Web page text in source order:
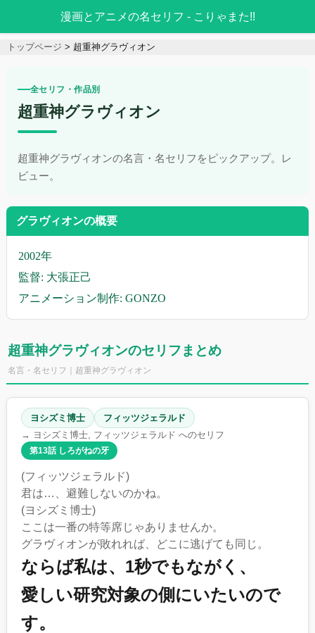
漫画とアニメの名セリフ - こりゃまた!!
トップページ 超重神グラヴィオン
全セリフ・作品別
超重神グラヴィオン
超重神グラヴィオンの名言・名セリフをピックアップ。レ
ビュー。
グラヴィオンの概要
2002年
監督: 大張正己
アニメーション制作: GONZO
超重神グラヴィオンのセリフまとめ
名言・名セリフ｜超重神グラヴィオン
ヨシズミ博士
フィッツジェラルド
→ ヨシズミ博士, フィッツジェラルド へのセリフ
第13話 しろがねの牙
(フィッツジェラルド)
君は…、避難しないのかね。
(ヨシズミ博士)
ここは一番の特等席じゃありませんか。
グラヴィオンが敗れれば、どこに逃げても同じ。
ならば私は、1秒でもながく、
愛しい研究対象の側にいたいので
す。